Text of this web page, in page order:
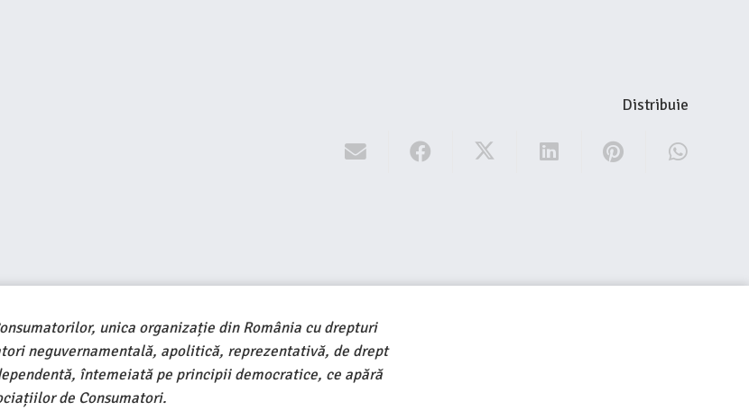
Distribuie
unica organizație din România cu drepturi
neguvernamentală, apolitică, reprezentativă, de drept
întemeiată pe principii democratice, ce apără
de Consumatori.